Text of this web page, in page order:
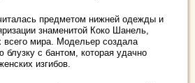
предметом нижней одежды и
знаменитой Коко Шанель,
всего мира. Модельер создала
с бантом, которая удачно
изгибов.